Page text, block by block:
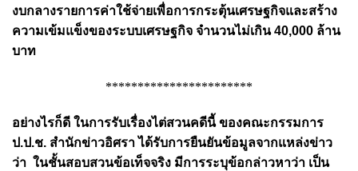
งบกลางรายการค่าใช้จ่ายเพื่อการกระตุ้นเศรษฐกิจและสร้าง
ความเข้มแข็งของระบบเศรษฐกิจ จำนวนไม่เกิน 40,000 ล้าน
บาท
***********************
อย่างไรก็ดี ในการรับเรื่องไต่สวนคดีนี้ ของคณะกรรมการ
ป.ป.ช. สำนักข่าวอิศรา ได้รับการยืนยันข้อมูลจากแหล่งข่าว
ว่า ในชั้นสอบสวนข้อเท็จจริง มีการระบุข้อกล่าวหาว่า เป็น